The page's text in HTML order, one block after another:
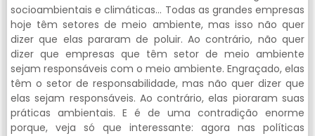
socioambientais e climáticas… Todas as grandes empresas
hoje têm setores de meio ambiente, mas isso não quer
dizer que elas pararam de poluir. Ao contrário, não quer
dizer que empresas que têm setor de meio ambiente
sejam responsáveis com o meio ambiente. Engraçado, elas
têm o setor de responsabilidade, mas não quer dizer que
elas sejam responsáveis. Ao contrário, elas pioraram suas
práticas ambientais. E é de uma contradição enorme
porque, veja só que interessante: agora nas políticas